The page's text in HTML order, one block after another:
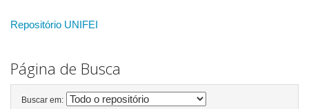
Repositório UNIFEI
Página de Busca
Buscar em: